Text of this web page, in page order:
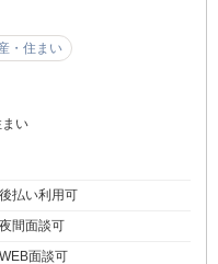
・住まい
い
後払い利用可
夜間面談可
WEB面談可